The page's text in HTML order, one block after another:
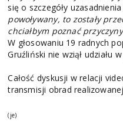
się o szczegóły
powoływany, to zostały
chciałbym poznać
W głosowaniu 19 radnych
Gruźliński nie wziął udziału
Całość dyskusji w relacji
transmisji obrad
(je)